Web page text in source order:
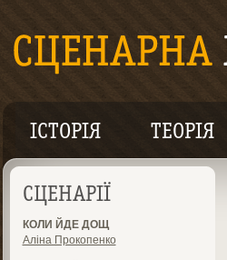
ІСТОРІЯ ТЕОРІЯ
СЦЕНАРІЇ
КОЛИ ЙДЕ ДОЩ
Аліна Прокопенко